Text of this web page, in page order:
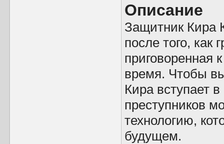
Описание
Защитник Кира
после того, как
приговоренная
время. Чтобы
Кира вступает
преступников
технологию,
будущем.